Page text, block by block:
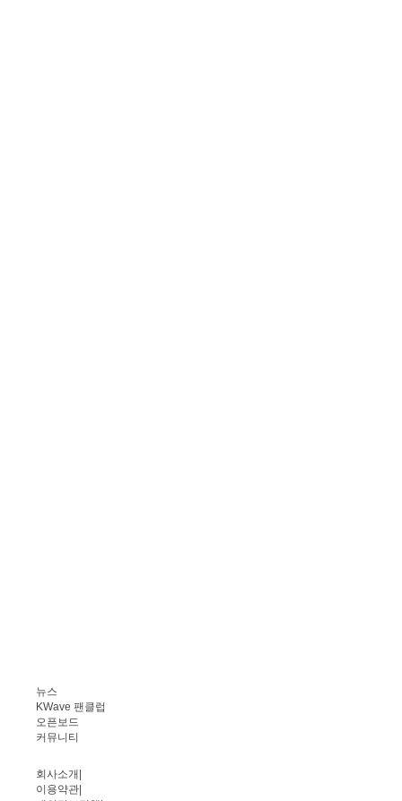
뉴스
KWave 팬클럽
오픈보드
커뮤니티
회사소개
이용약관